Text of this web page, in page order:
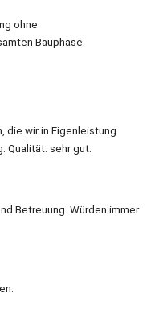
ohne
Bauphase.
die wir in Eigenleistung
Qualität: sehr gut.
Betreuung. Würden immer